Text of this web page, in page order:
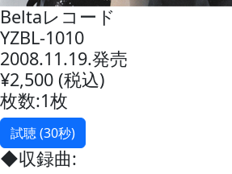
Beltaレコード
YZBL-1010
2008.11.19.発売
¥2,500 (税込)
枚数:1枚
試聴 (30秒)
◆収録曲: